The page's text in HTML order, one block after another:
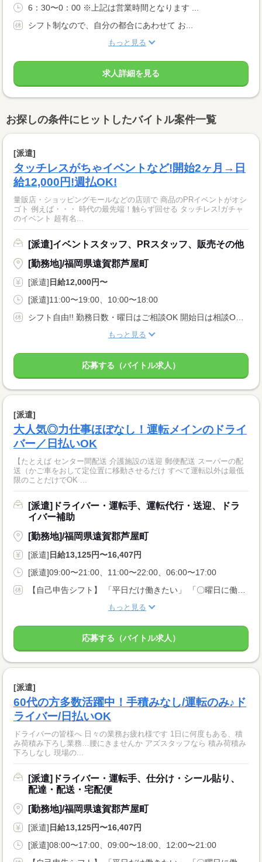
6：30〜0：00 ※上記は営業時間となります ...
シフト制なので、自分の都合にあわせて お...
もっと見る
求人詳細を見る
お探しの条件にヒットしたバイトル案件一覧
[派遣]
タッチレスがちゃイベントなど!開始2ヶ月→日
給12,000円!週払OK!
量販店・ショッピングモールなどの店頭で 商品のPRイベントがオシ
ゴト 例えば・・・ 時代の最先端！触らず回せる タッチレス!ガチャ
のイベント 超有名...
[派遣]イベントスタッフ、PRスタッフ、販売その他
[勤務地]/福岡県遠賀郡芦屋町
[派遣] 日給12,000円〜
[派遣]11:00〜19:00、10:00〜18:00
もっと見る
応募する（バイトル求人）
[派遣]
大人気◎力仕事ほぼなし！運転メインのドライ
バー／日払いOK
【たとえば センター間配送 介護施設の送迎 郵便配送 スーパーの配
送（かご車をおして定位置に移動させるだけ すべて運転以外は最低
限のことだけでOK ...
[派遣]ドライバー・運転手、運転代行・送迎、ドラ
イバー補助
[勤務地]/福岡県遠賀郡芦屋町
[派遣] 日給13,125円〜16,407円
[派遣]09:00〜21:00、11:00〜22:00、06:00〜17:00
もっと見る
応募する（バイトル求人）
[派遣]
60代の方多数活躍中！手積みなし/運転のみ♪ド
ライバー/日払いOK
ドライバーの皆様へ 日々の業務お疲れ様です 1日に何度もある、積
み荷積み下ろし業務…腰にきませんか アズスタッフなら 積み荷積み
下ろしなし 現場の...
[派遣]ドライバー・運転手、仕分け・シール貼り、
配達・配送・宅配便
[勤務地]/福岡県遠賀郡芦屋町
[派遣] 日給13,125円〜16,407円
[派遣]08:00〜17:00、09:00〜18:00、12:00〜21:00